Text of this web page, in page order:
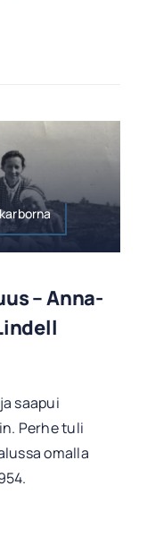
– Anna-
saapui
Perhe tuli
omalla